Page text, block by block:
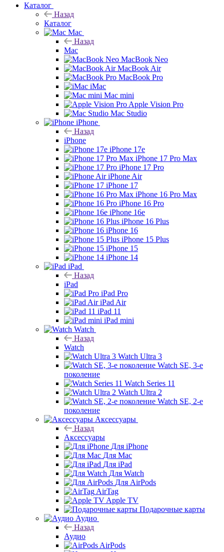
Каталог
Назад
Каталог
Mac
Назад
Mac
MacBook Neo
MacBook Air
MacBook Pro
iMac
Mac mini
Apple Vision Pro
Mac Studio
iPhone
Назад
iPhone
iPhone 17e
iPhone 17 Pro Max
iPhone 17 Pro
iPhone Air
iPhone 17
iPhone 16 Pro Max
iPhone 16 Pro
iPhone 16e
iPhone 16 Plus
iPhone 16
iPhone 15 Plus
iPhone 15
iPhone 14
iPad
Назад
iPad
iPad Pro
iPad Air
iPad 11
iPad mini
Watch
Назад
Watch
Watch Ultra 3
Watch SE, 3-е
поколение
Watch Series 11
Watch Ultra 2
Watch SE, 2-е
поколение
Аксессуары
Назад
Аксессуары
Для iPhone
Для Mac
Для iPad
Для Watch
Для AirPods
AirTag
Apple TV
Подарочные карты
Аудио
Назад
Аудио
AirPods